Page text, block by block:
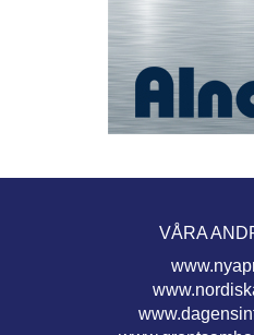
VÅRA